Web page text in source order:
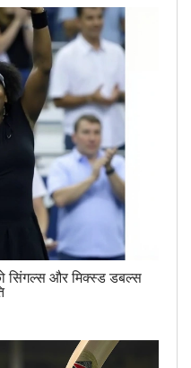
सिंगल्स और मिक्स्ड डबल्स